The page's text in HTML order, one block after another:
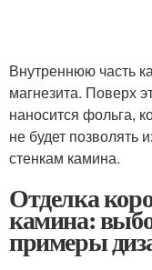
Внутреннюю часть
магнезита. Поверх
наносится фольга,
не будет позволять
стенкам камина.
Отделка
камина:
примеры